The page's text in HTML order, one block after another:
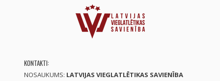
KONTAKTI:
NOSAUKUMS: LATVIJAS VIEGLATLĒTIKAS SAVIENĪBA